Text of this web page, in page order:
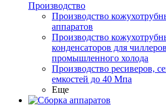
Производство
Производство
аппаратов
Производство
конденсаторов для
промышленного холода
Производство ресиверов,
емкостей до 40 Мпа
Еще